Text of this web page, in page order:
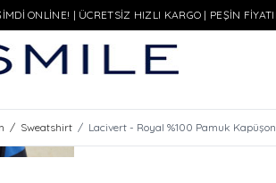
ONLİNE! | ÜCRETSİZ HIZLI KARGO | PEŞİN
/ Sweatshirt / Lacivert - Royal %100 Pamuk